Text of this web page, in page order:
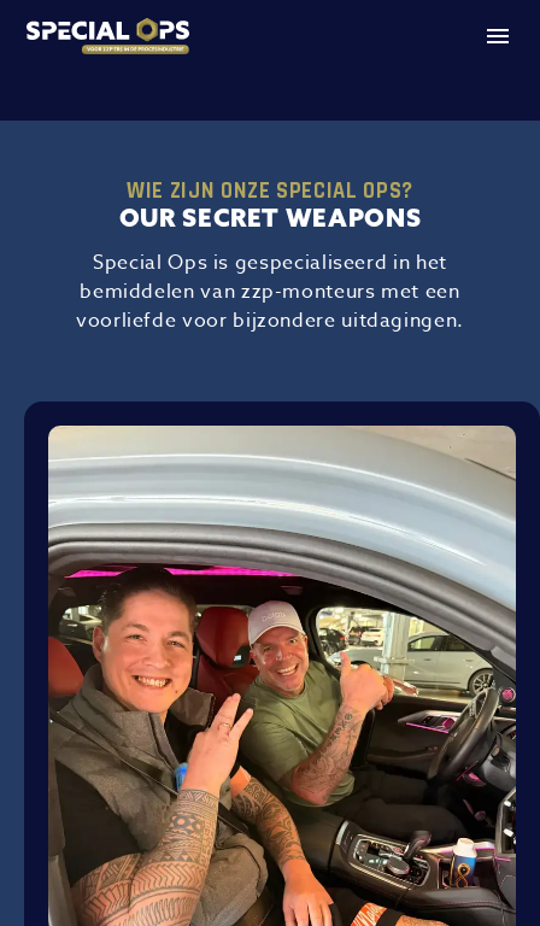
WIE ZIJN ONZE SPECIAL OPS?
OUR SECRET WEAPONS
Special Ops is gespecialiseerd in het
bemiddelen van zzp-monteurs met een
voorliefde voor bijzondere uitdagingen.